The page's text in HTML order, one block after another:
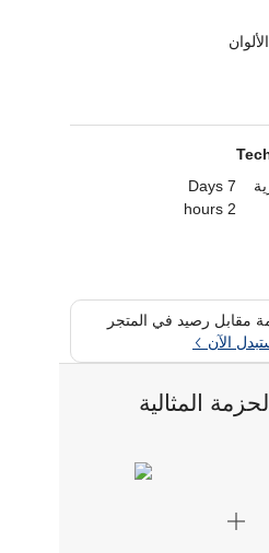
7 Days
2 hours
300 mAh
IPS LCD
مقابل رصيد في المتجر
الآن
المثالية